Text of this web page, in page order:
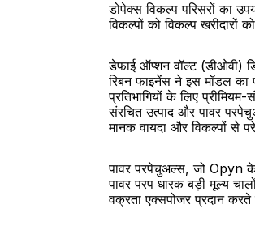
डोपेक्स विकल्प परिसरों का
विकल्पों को विकल्प
डेफाई ऑप्शन वॉल्ट (डीओवी)
रिबन फाइनेंस ने इस मॉडल का
प्रतिभागियों के लिए
संरचित उत्पाद और पावर
मानक वायदा और विकल्पों से
पावर परपेचुअल्स, जो Opyn के
पावर परप धारक बड़ी मूल्य
वक्रता एक्सपोजर प्रदान करते